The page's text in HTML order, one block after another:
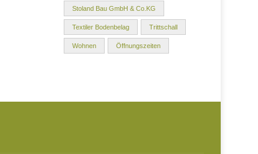
Stoland Bau GmbH & Co.KG
Textiler Bodenbelag Trittschall
Wohnen Öffnungszeiten